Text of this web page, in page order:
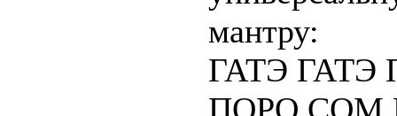
мантру:
ГАТЭ ГАТЭ